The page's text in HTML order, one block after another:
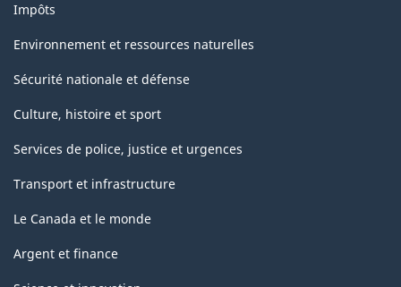
Impôts
Environnement et ressources naturelles
Sécurité nationale et défense
Culture, histoire et sport
Services de police, justice et urgences
Transport et infrastructure
Le Canada et le monde
Argent et finance